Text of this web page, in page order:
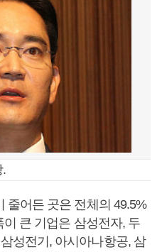
.
줄어든 곳은 전체의 49.5%
큰 기업은 삼성전자, 두
성전기, 아시아나항공, 삼